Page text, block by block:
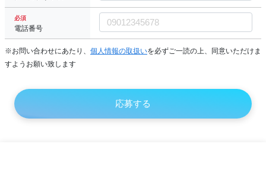
必須
電話番号
※お問い合わせにあたり、 個人情報の取扱いを必ずご一読の上、同意いただけま
すようお願い致します